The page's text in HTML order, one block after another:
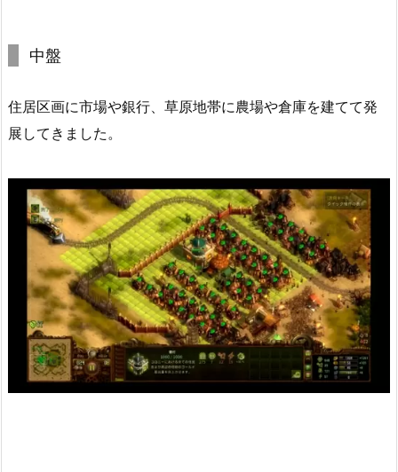
中盤
住居区画に市場や銀行、草原地帯に農場や倉庫を建てて発
展してきました。